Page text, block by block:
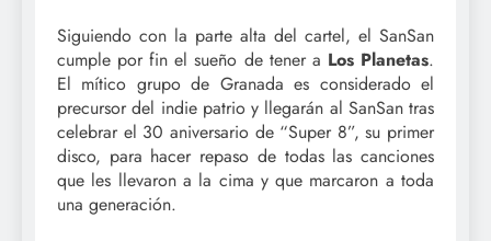
Siguiendo con la parte alta del cartel, el SanSan
cumple por fin el sueño de tener a Los Planetas.
El mítico grupo de Granada es considerado el
precursor del indie patrio y llegarán al SanSan tras
celebrar el 30 aniversario de “Super 8”, su primer
disco, para hacer repaso de todas las canciones
que les llevaron a la cima y que marcaron a toda
una generación.